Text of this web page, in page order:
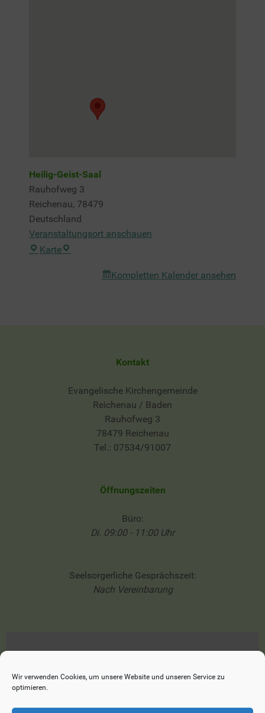
Wir verwenden Cookies, um unsere Website und unseren Service zu
optimieren.
Heilig-Geist-Saal
Rauhofweg 3
Reichenau, 78479
Deutschland
Veranstaltungsort anschauen
KarteHeilig-
Kompletten Kalender ansehen
Kontakt
Evangelische Kirchengemeinde
Reichenau / Baden
Rauhofweg 3
78479 Reichenau
Tel.: 07534/91007
Öffnungszeiten
Büro:
Di. 09:00 - 11:00 Uhr
Seelsorgerliche Gesprächszeit:
Nach Vereinbarung